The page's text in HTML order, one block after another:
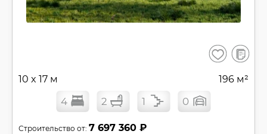
Сохранить
В
10 x 17 м 196 м²
4 2 1 0
Строительство от: 7 697 360 ₽